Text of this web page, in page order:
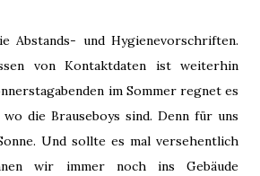
Abstands- und Hygienevorschriften.
von Kontaktdaten ist weiterhin
im Sommer regnet es
die Brauseboys sind. Denn für uns
Und sollte es mal versehentlich
wir immer noch ins Gebäude